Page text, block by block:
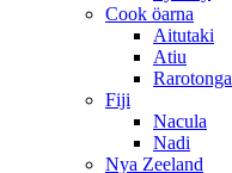
Cook öarna
Aitutaki
Atiu
Rarotonga
Fiji
Nacula
Nadi
Nya Zeeland